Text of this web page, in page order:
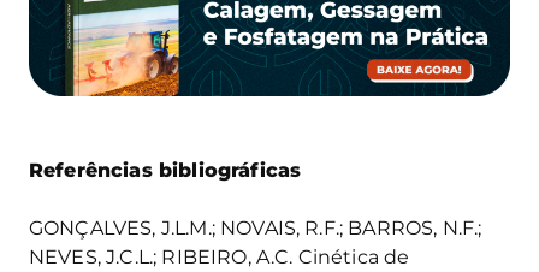
Referências bibliográficas
GONÇALVES, J.L.M.; NOVAIS, R.F.; BARROS, N.F.;
NEVES, J.C.L.; RIBEIRO, A.C. Cinética de